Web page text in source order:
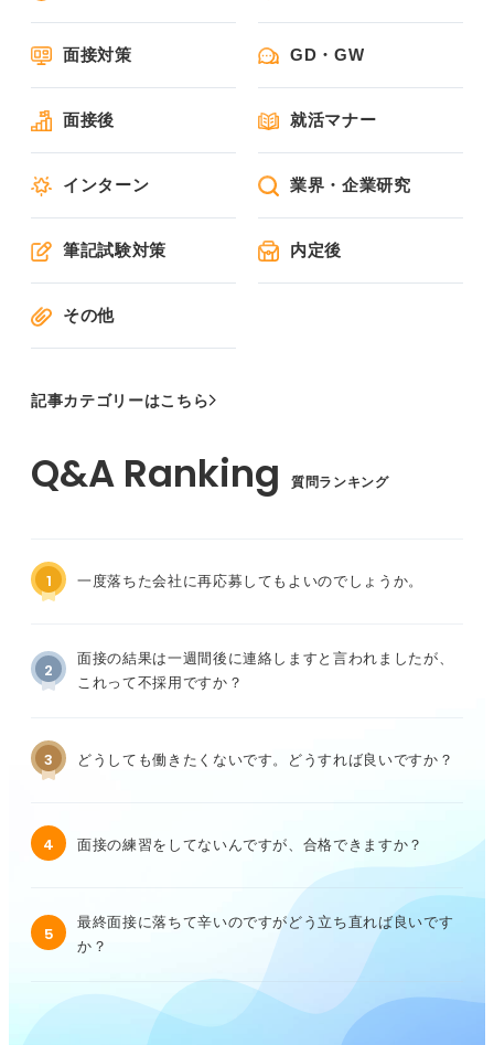
面接対策 GD・GW
面接後 就活マナー
インターン 業界・企業研究
筆記試験対策 内定後
その他
記事カテゴリーはこちら
質問ランキング
1 一度落ちた会社に再応募してもよいのでしょうか。
2
面接の結果は一週間後に連絡しますと言われましたが、
これって不採用ですか？
3 どうしても働きたくないです。どうすれば良いですか？
4 面接の練習をしてないんですが、合格できますか？
5
最終面接に落ちて辛いのですがどう立ち直れば良いです
か？